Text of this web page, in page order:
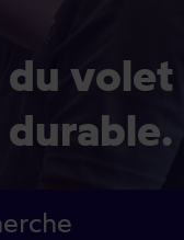
durable.